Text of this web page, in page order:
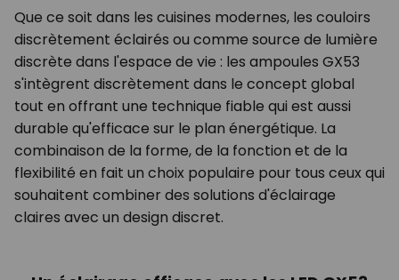
Que ce soit dans les cuisines modernes, les couloirs
discrètement éclairés ou comme source de lumière
discrète dans l'espace de vie : les ampoules GX53
s'intègrent discrètement dans le concept global
tout en offrant une technique fiable qui est aussi
durable qu'efficace sur le plan énergétique. La
combinaison de la forme, de la fonction et de la
flexibilité en fait un choix populaire pour tous ceux qui
souhaitent combiner des solutions d'éclairage
claires avec un design discret.